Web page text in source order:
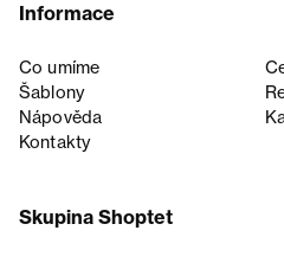
Informace
Co umíme
Šablony
Nápověda
Kontakty
Skupina Shoptet